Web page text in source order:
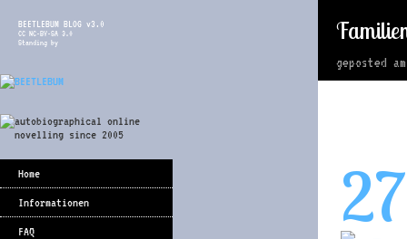
BEETLEBUM BLOG v3.0
CC NC-BY-SA 3.0
Standing by
Home
Informationen
FAQ
geposted
27